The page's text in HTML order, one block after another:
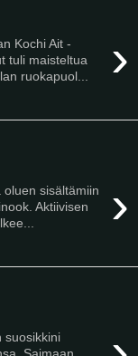
›
Kochi Ait -
tuli maisteltua
ruokapuol...
›
oluen sisältämiin
Aktiivisen
suosikkini
Saimaan